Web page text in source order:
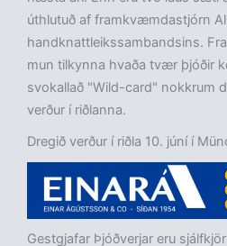
úthlutuð af framkvæmdastjórn
handknattleikssambandsins.
mun tilkynna hvaða tvær þjóðir
svokallað "Wild-card" nokkrum
verður í riðlanna.
Dregið verður í riðla 10. júní í
Gestgjafar Þjóðverjar eru